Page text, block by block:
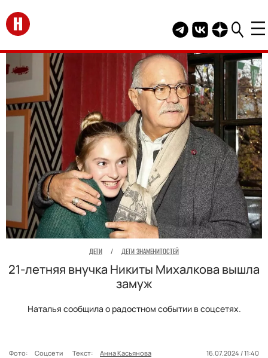
Перейти на главную
Telegram канал
Группа HELLO
Канал
ДЕТИ / ДЕТИ ЗНАМЕНИТОСТЕЙ
21-летняя внучка Никиты Михалкова вышла
замуж
Наталья сообщила о радостном событии в соцсетях.
Фото: Соцсети Текст: Анна Касьянова
16.07.2024 / 11:40